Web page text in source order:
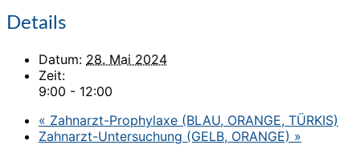
Details
Datum: 28. Mai 2024
Zeit:
9:00 - 12:00
« Zahnarzt-Prophylaxe (BLAU, ORANGE, TÜRKIS)
Zahnarzt-Untersuchung (GELB, ORANGE) »